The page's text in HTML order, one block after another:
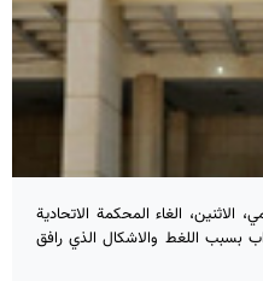
الغاء المحكمة الاتحادية
بسبب اللغط والاشكال الذي رافق